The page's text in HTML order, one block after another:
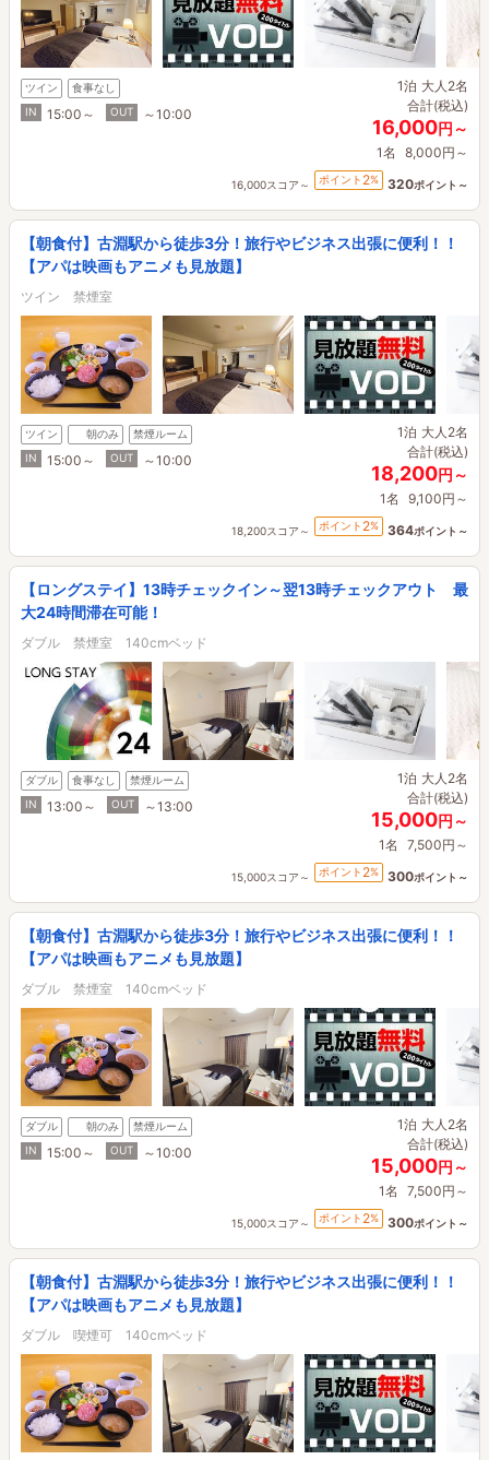
ツイン
食事なし
IN
15:00～ OUT ～10:00
1泊 大人2名
合計(税込)
16,000円～
1名 8,000円～
16,000スコア～ ポイント 2% 320ポイント～
【朝食付】古淵駅から徒歩3分！旅行やビジネス出張に便利！！
【アパは映画もアニメも見放題】
ツイン 禁煙室
ツイン 朝のみ
禁煙ルーム
IN
15:00～ OUT ～10:00
1泊 大人2名
合計(税込)
18,200円～
1名 9,100円～
18,200スコア～ ポイント 2% 364ポイント～
【ロングステイ】13時チェックイン～翌13時チェックアウト 最
大24時間滞在可能！
ダブル 禁煙室 140cmベッド
ダブル 食事なし
禁煙ルーム
IN
13:00～ OUT ～13:00
1泊 大人2名
合計(税込)
15,000円～
1名 7,500円～
15,000スコア～ ポイント 2% 300ポイント～
【朝食付】古淵駅から徒歩3分！旅行やビジネス出張に便利！！
【アパは映画もアニメも見放題】
ダブル 禁煙室 140cmベッド
ダブル 朝のみ
禁煙ルーム
IN
15:00～ OUT ～10:00
1泊 大人2名
合計(税込)
15,000円～
1名 7,500円～
15,000スコア～ ポイント 2% 300ポイント～
【朝食付】古淵駅から徒歩3分！旅行やビジネス出張に便利！！
【アパは映画もアニメも見放題】
ダブル 喫煙可 140cmベッド